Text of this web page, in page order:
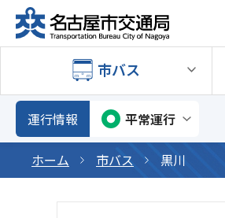
市バス
運行情報 平常運行
ホーム 市バス 黒川